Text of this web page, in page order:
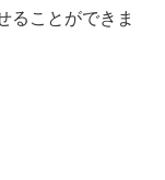
ることができま